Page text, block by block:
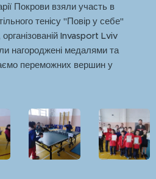
Покрови взяли участь в
тенісу "Повір у себе"
організованій Invasport Lviv
нагороджені медалями та
переможних вершин у